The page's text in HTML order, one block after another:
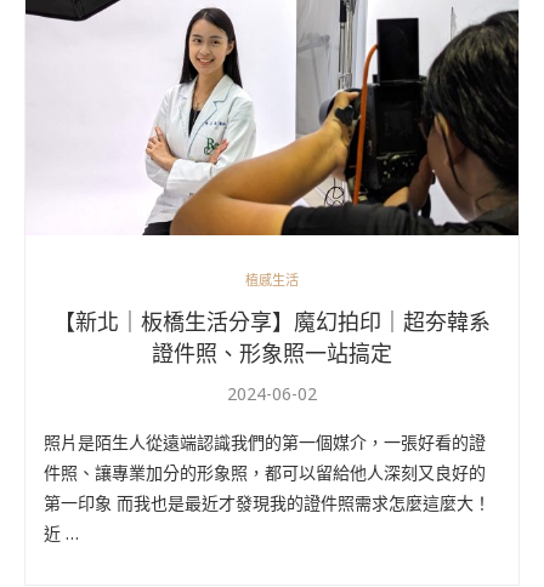
植感生活
【新北｜板橋生活分享】魔幻拍印｜超夯韓系
證件照、形象照一站搞定
2024-06-02
照片是陌生人從遠端認識我們的第一個媒介，一張好看的證
件照、讓專業加分的形象照，都可以留給他人深刻又良好的
第一印象 而我也是最近才發現我的證件照需求怎麼這麼大！
近 …